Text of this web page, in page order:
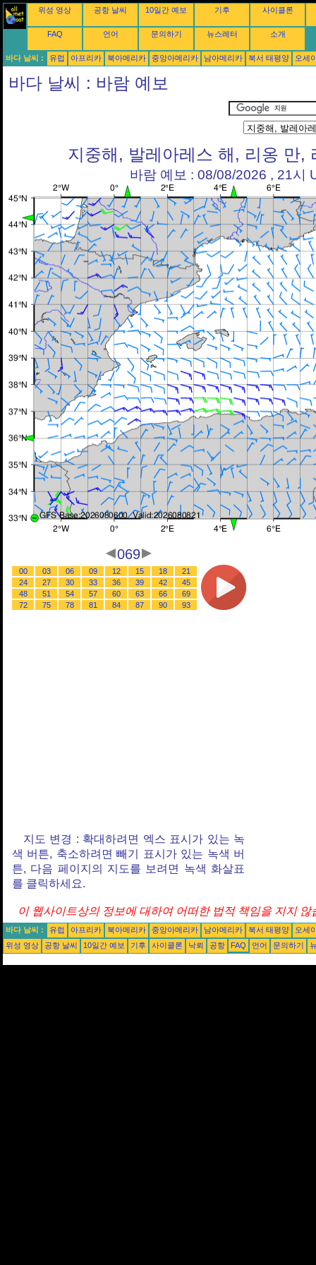
위성 영상 공항 날씨 10일간 예보 기후 사이클론
FAQ 언어 문의하기 뉴스레터 소개
바다 날씨 : 유럽 아프리카 북아메리카 중앙아메리카 남아메리카 북서 태평양 오세
바다 날씨 : 바람 예보
지중해, 발레아레스 해, 리옹 만,
바람 예보 : 08/08/2026 , 21시
069
00 03 06 09 12 15 18
21
24
27 30 33 36 39 42
45
48
51 54 57 60 63 66
69
72
75 78 81 84 87 90 93
지도 변경 : 확대하려면 엑스 표시가 있는 녹
색 버튼, 축소하려면 빼기 표시가 있는 녹색 버
튼, 다음 페이지의 지도를 보려면 녹색 화살표
를 클릭하세요.
이 웹사이트상의 정보에 대하여 어떠한 법적 책임을 지지 않
바다 날씨 : 유럽 아프리카 북아메리카 중앙아메리카 남아메리카 북서 태평양
오세
위성 영상
공항 날씨 10일간 예보 기후 사이클론 낙뢰 공항 FAQ 언어 문의하기